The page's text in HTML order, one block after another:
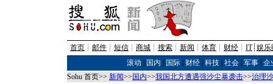
首页 ┊ 邮件 ┊ 短信 ┊ 商城 ┊ 搜索 ┊ 新闻 ┊ 体育 ┊ 财经 ┊ IT┊ 娱乐
滚动
国内 国际| 财经| 科技| 社会| 军事| 企
Sohu 首页>> 新闻>> 国内>>我国北方遭遇强沙尘暴袭击>>治理